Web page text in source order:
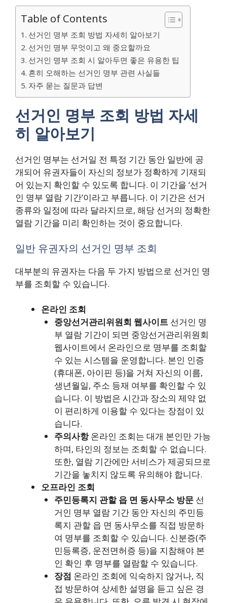
Table of Contents
선거인 명부 조회 방법 자세히 알아보기
선거인 명부 무엇이고 왜 중요할까요
선거인 명부 조회 시 알아두면 좋은 유용한 팁
흔히 오해하는 선거인 명부 관련 사실들
자주 묻는 질문과 답변
선거인 명부 조회 방법 자세
히 알아보기
선거인 명부는 선거일 전 특정 기간 동안 일반에 공
개되어 유권자들이 자신의 정보가 정확하게 기재되
어 있는지 확인할 수 있도록 합니다. 이 기간을 ‘선거
인 명부 열람 기간’이라고 부릅니다. 이 기간은 선거
종류와 일정에 따라 달라지므로, 해당 선거의 정확한
열람 기간을 미리 확인하는 것이 중요합니다.
일반 유권자의 선거인 명부 조회
대부분의 유권자는 다음 두 가지 방법으로 선거인 명
부를 조회할 수 있습니다.
온라인 조회
중앙선거관리위원회 웹사이트선거인 명
부 열람 기간이 되면 중앙선거관리위원회
웹사이트에서 온라인으로 명부를 조회할
수 있는 시스템을 운영합니다. 본인 인증
(휴대폰, 아이핀 등)을 거쳐 자신의 이름,
생년월일, 주소 등재 여부를 확인할 수 있
습니다. 이 방법은 시간과 장소의 제약 없
이 편리하게 이용할 수 있다는 장점이 있
습니다.
주의사항온라인 조회는 대개 본인만 가능
하며, 타인의 정보는 조회할 수 없습니다.
또한, 열람 기간에만 서비스가 제공되므로
기간을 놓치지 않도록 유의해야 합니다.
오프라인 조회
주민등록지 관할 읍 면 동사무소 방문선
거인 명부 열람 기간 동안 자신의 주민등
록지 관할 읍 면 동사무소를 직접 방문하
여 명부를 조회할 수 있습니다. 신분증(주
민등록증, 운전면허증 등)을 지참해야 본
인 확인 후 명부를 열람할 수 있습니다.
장점 온라인 조회에 익숙하지 않거나, 직
접 방문하여 상세한 설명을 듣고 싶은 경